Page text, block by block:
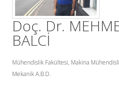
Doç. Dr.
BALCİ
Mühendislik Fakültesi, Makina
Mekanik A.B.D.